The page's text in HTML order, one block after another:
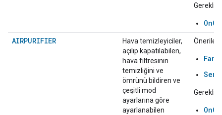
Gerekli:
AIRPURIFIER
Hava temizleyiciler,
açılıp kapatılabilen,
hava filtresinin
temizliğini ve
ömrünü bildiren ve
çeşitli mod
ayarlarına göre
ayarlanabilen
Önerilen:
Gerekli: